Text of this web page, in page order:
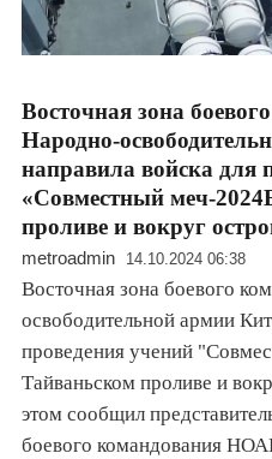
Восточная зона
Народно-
направила войска для
«Совместный меч-
проливе и вокруг
metroadmin 14.10.2024 06:38
Восточная зона боевого
освободительной армии
проведения учений
Тайваньском проливе и
этом сообщил
боевого командования